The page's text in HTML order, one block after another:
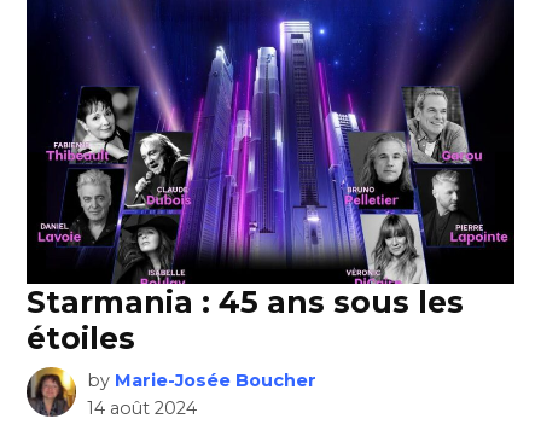
Starmania : 45 ans sous les
étoiles
by Marie-Josée Boucher
14 août 2024